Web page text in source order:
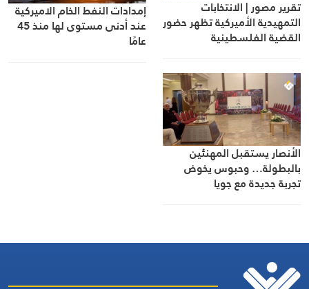
تقرير مصور | الانتخابات
التمهيدية الأميركية تظهر حضور
القضية الفلسطينية
إمدادات النفط الخام الاميركية
عند أدنى مستوى لها منذ 45
عامًا
الأنصار يستقبل المهنئين
بالبطولة… وحبوس يخوض
تجربة جديدة مع جويا